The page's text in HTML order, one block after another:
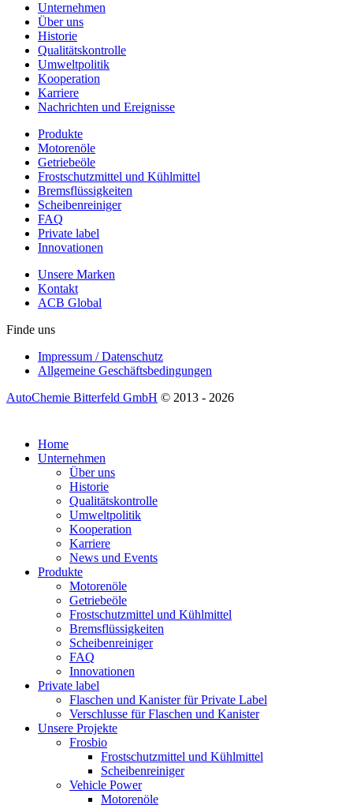
Unternehmen
Über uns
Historie
Qualitätskontrolle
Umweltpolitik
Kooperation
Karriere
Nachrichten und Ereignisse
Produkte
Motorenöle
Getriebeöle
Frostschutzmittel und Kühlmittel
Bremsflüssigkeiten
Scheibenreiniger
FAQ
Private label
Innovationen
Unsere Marken
Kontakt
ACB Global
Finde uns
Impressum / Datenschutz
Allgemeine Geschäftsbedingungen
AutoChemie Bitterfeld GmbH © 2013 - 2026
Home
Unternehmen
Über uns
Historie
Qualitätskontrolle
Umweltpolitik
Kooperation
Karriere
News und Events
Produkte
Motorenöle
Getriebeöle
Frostschutzmittel und Kühlmittel
Bremsflüssigkeiten
Scheibenreiniger
FAQ
Innovationen
Private label
Flaschen und Kanister für Private Label
Verschlusse für Flaschen und Kanister
Unsere Projekte
Frosbio
Frostschutzmittel und Kühlmittel
Scheibenreiniger
Vehicle Power
Motorenöle